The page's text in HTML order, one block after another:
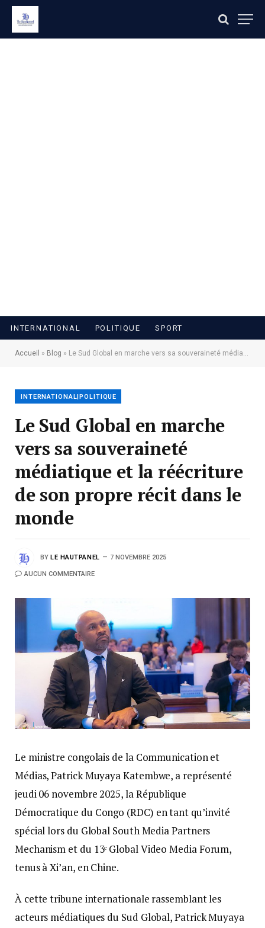
INTERNATIONAL POLITIQUE SPORT
Accueil » Blog » Le Sud Global en marche vers sa souveraineté médiatique et la réécriture de son propre récit dans le monde
INTERNATIONAL|POLITIQUE
Le Sud Global en marche
vers sa souveraineté
médiatique et la réécriture
de son propre récit dans le
monde
BY LE HAUTPANEL 7 NOVEMBRE 2025
AUCUN COMMENTAIRE
Le ministre congolais de la Communication et
Médias, Patrick Muyaya Katembwe, a représenté
jeudi 06 novembre 2025, la République
Démocratique du Congo (RDC) en tant qu’invité
spécial lors du Global South Media Partners
Mechanism et du 13ᵉ Global Video Media Forum,
tenus à Xi’an, en Chine.
À cette tribune internationale rassemblant les
acteurs médiatiques du Sud Global, Patrick Muyaya